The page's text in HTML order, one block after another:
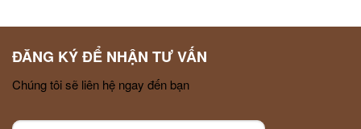
ĐĂNG KÝ ĐỂ NHẬN TƯ VẤN
Chúng tôi sẽ liên hệ ngay đến bạn